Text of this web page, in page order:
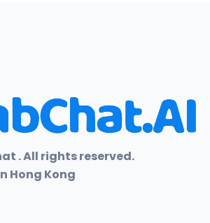
. All rights reserved.
Hong Kong